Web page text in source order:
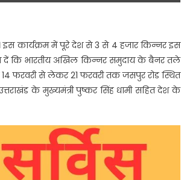
इस कार्यक्रम में पूरे देश से 3 से 4 हजार किन्नर इस
दें कि भारतीय अखिल किन्नर समुदाय के बैनर तले
फरवरी से लेकर 21 फरवरी तक जसपुर रोड स्थित
के मुख्यमंत्री पुष्कर सिंह धामी सहित देश के